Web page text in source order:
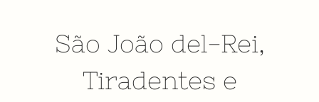
São João del-Rei,
Tiradentes e